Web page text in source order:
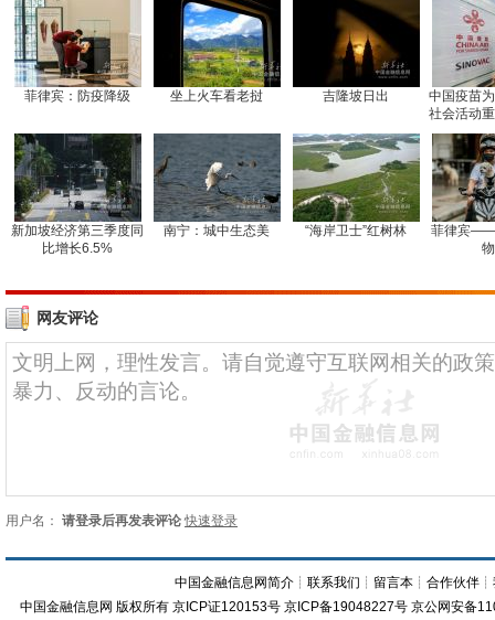
菲律宾：防疫降级 坐上火车看老挝 吉隆坡日出
中国疫苗
社会活动
新加坡经济第三季度同
比增长6.5%
南宁：城中生态美 “海岸卫士”红树林
菲律宾
网友评论
用户名： 请登录后再发表评论 快速登录
中国金融信息网简介 ┊联系我们 ┊ 留言本 ┊合作伙伴 ┊
中国金融信息网 版权所有 京ICP证120153号 京ICP备19048227号 京公网安备